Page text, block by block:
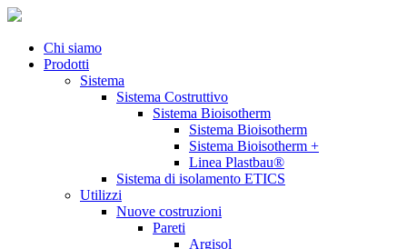
Chi siamo
Prodotti
Sistema
Sistema Costruttivo
Sistema Bioisotherm
Sistema Bioisotherm
Sistema Bioisotherm +
Linea Plastbau®
Sistema di isolamento ETICS
Utilizzi
Nuove costruzioni
Pareti
Argisol